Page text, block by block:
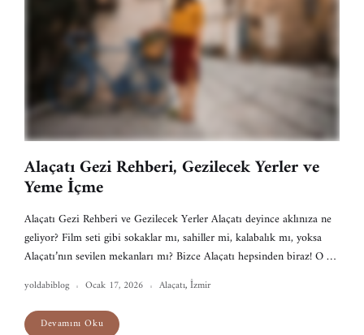
Alaçatı Gezi Rehberi, Gezilecek Yerler ve
Yeme İçme
Alaçatı Gezi Rehberi ve Gezilecek Yerler Alaçatı deyince aklınıza ne
geliyor? Film seti gibi sokaklar mı, sahiller mi, kalabalık mı, yoksa
Alaçatı’nın sevilen mekanları mı? Bizce Alaçatı hepsinden biraz! O …
yoldabiblog Ocak 17, 2026 Alaçatı,İzmir
Devamını Oku